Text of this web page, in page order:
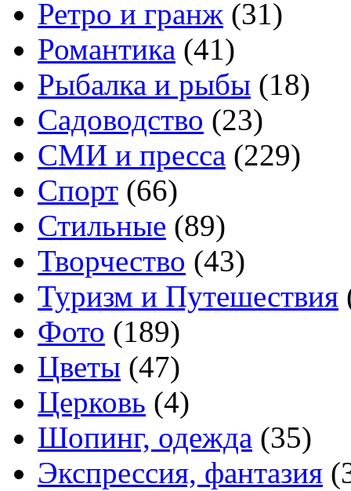
Ретро и гранж (31)
Романтика (41)
Рыбалка и рыбы (18)
Садоводство (23)
СМИ и пресса (229)
Спорт (66)
Стильные (89)
Творчество (43)
Туризм и Путешествия
Фото (189)
Цветы (47)
Церковь (4)
Шопинг, одежда (35)
Экспрессия, фантазия